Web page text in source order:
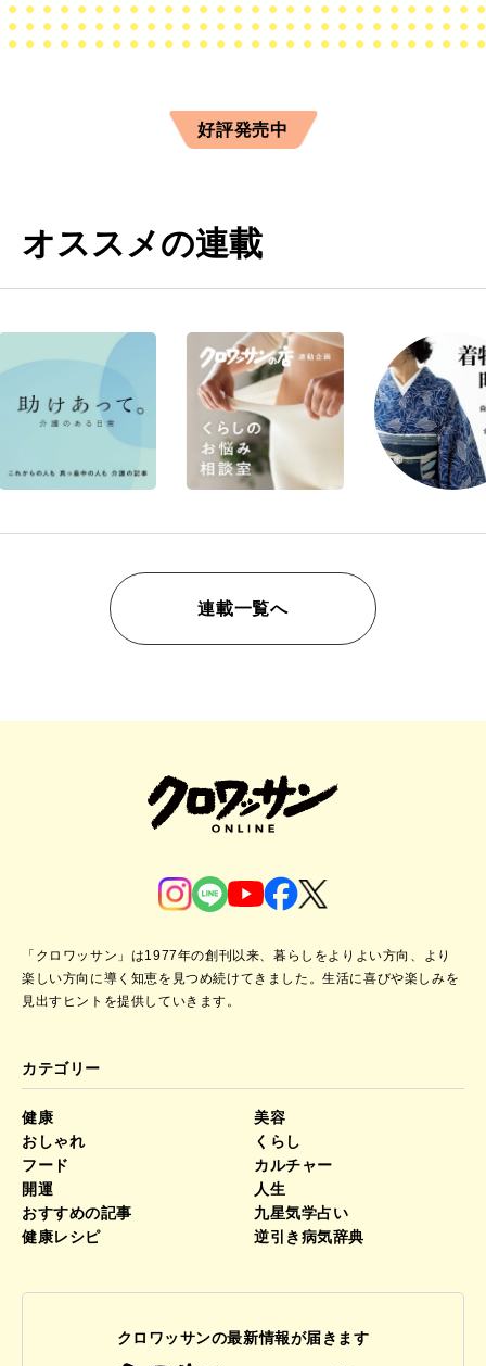
好評発売中
オススメの連載
連載一覧へ
「クロワッサン」は1977年の創刊以来、暮らしをよりよい方向、より
楽しい方向に導く知恵を見つめ続けてきました。生活に喜びや楽しみを
見出すヒントを提供していきます。
カテゴリー
健康
美容
おしゃれ
くらし
フード
カルチャー
開運
人生
おすすめの記事
九星気学占い
健康レシピ
逆引き病気辞典
クロワッサンの最新情報が届きます